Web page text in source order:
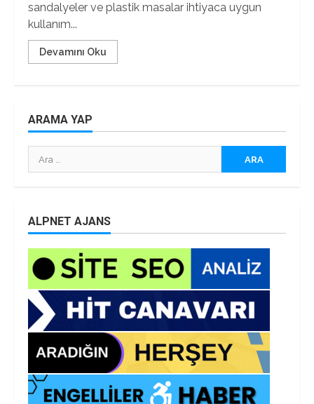
sandalyeler ve plastik masalar ihtiyaca uygun
kullanım...
Devamını Oku
ARAMA YAP
Arama:
ALPNET AJANS